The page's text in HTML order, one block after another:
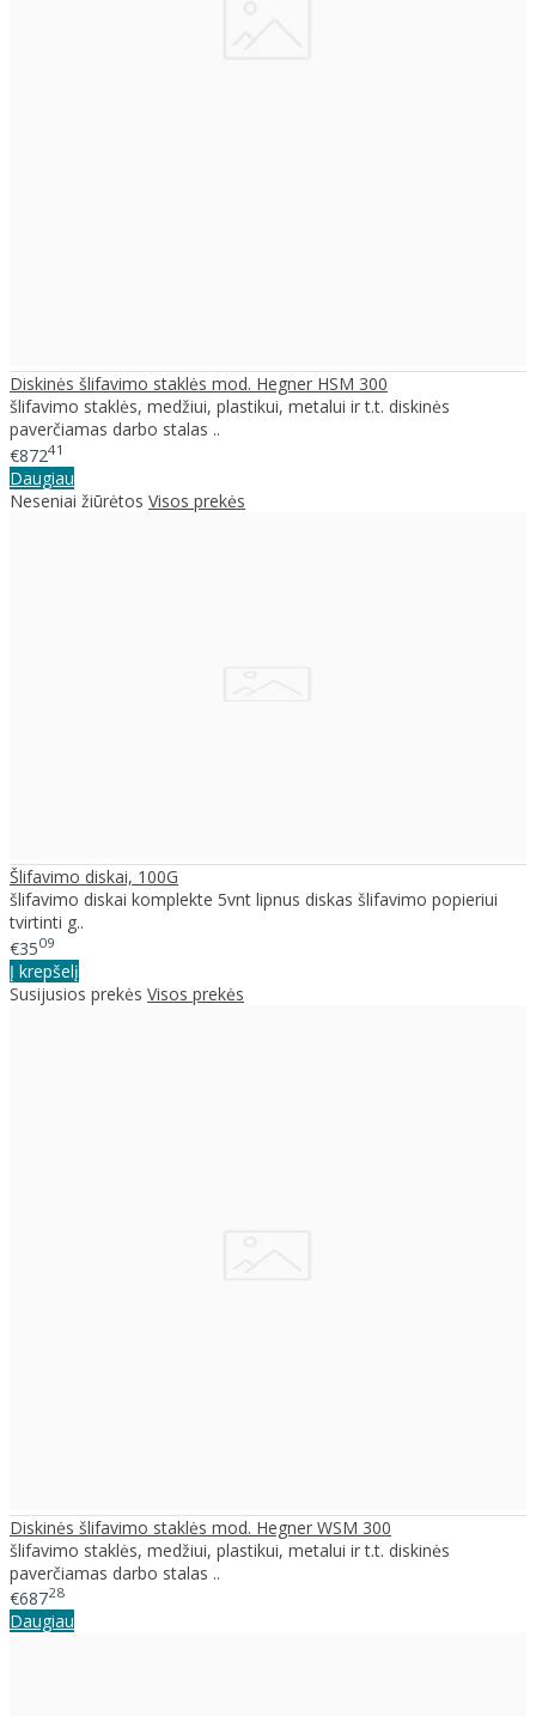
Diskinės šlifavimo staklės mod. Hegner HSM 300
šlifavimo staklės, medžiui, plastikui, metalui ir t.t. diskinės
paverčiamas darbo stalas ..
€87241
Daugiau
Neseniai žiūrėtos Visos prekės
Šlifavimo diskai, 100G
šlifavimo diskai komplekte 5vnt lipnus diskas šlifavimo popieriui
tvirtinti g..
€3509
Į krepšelį
Susijusios prekės Visos prekės
Diskinės šlifavimo staklės mod. Hegner WSM 300
šlifavimo staklės, medžiui, plastikui, metalui ir t.t. diskinės
paverčiamas darbo stalas ..
€68728
Daugiau